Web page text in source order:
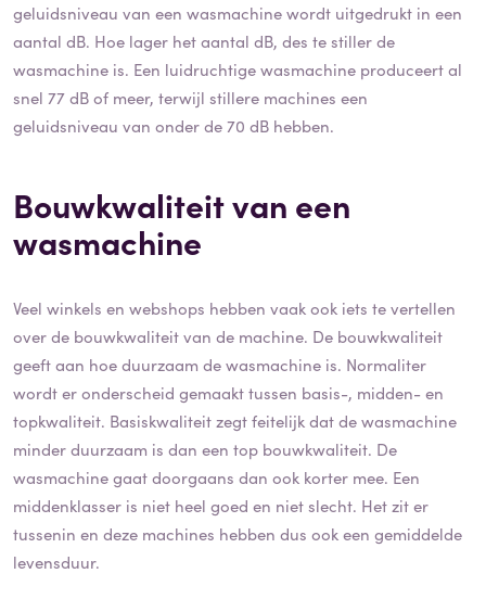
geluidsniveau van een wasmachine wordt uitgedrukt in een
aantal dB. Hoe lager het aantal dB, des te stiller de
wasmachine is. Een luidruchtige wasmachine produceert al
snel 77 dB of meer, terwijl stillere machines een
geluidsniveau van onder de 70 dB hebben.
Bouwkwaliteit van een
wasmachine
Veel winkels en webshops hebben vaak ook iets te vertellen
over de bouwkwaliteit van de machine. De bouwkwaliteit
geeft aan hoe duurzaam de wasmachine is. Normaliter
wordt er onderscheid gemaakt tussen basis-, midden- en
topkwaliteit. Basiskwaliteit zegt feitelijk dat de wasmachine
minder duurzaam is dan een top bouwkwaliteit. De
wasmachine gaat doorgaans dan ook korter mee. Een
middenklasser is niet heel goed en niet slecht. Het zit er
tussenin en deze machines hebben dus ook een gemiddelde
levensduur.